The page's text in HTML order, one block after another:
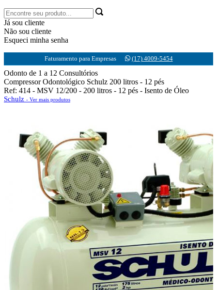
Já sou cliente
Não sou cliente
Esqueci minha senha
Faturamento para Empresas (17) 4009-5454
Odonto de 1 a 12 Consultórios
Compressor Odontológico Schulz 200 litros - 12 pés
Ref: 414 - MSV 12/200 - 200 litros - 12 pés - Isento de Óleo
Schulz - Ver mais produtos